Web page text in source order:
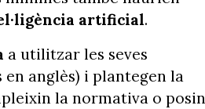
artificial.
a utilitzar les seves
en anglès) i plantegen la
la normativa o posin